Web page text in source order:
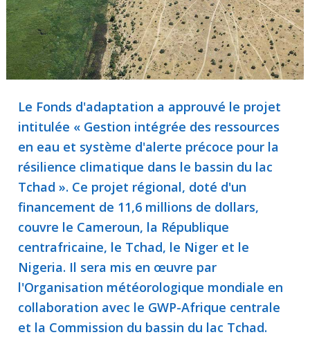
Le Fonds d'adaptation a approuvé le projet
intitulée « Gestion intégrée des ressources
en eau et système d'alerte précoce pour la
résilience climatique dans le bassin du lac
Tchad ». Ce projet régional, doté d'un
financement de 11,6 millions de dollars,
couvre le Cameroun, la République
centrafricaine, le Tchad, le Niger et le
Nigeria. Il sera mis en œuvre par
l'Organisation météorologique mondiale en
collaboration avec le GWP-Afrique centrale
et la Commission du bassin du lac Tchad.